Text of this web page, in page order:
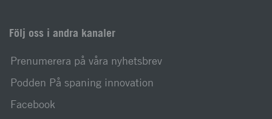
Följ oss i andra kanaler
Prenumerera på våra nyhetsbrev
Podden På spaning innovation
Facebook